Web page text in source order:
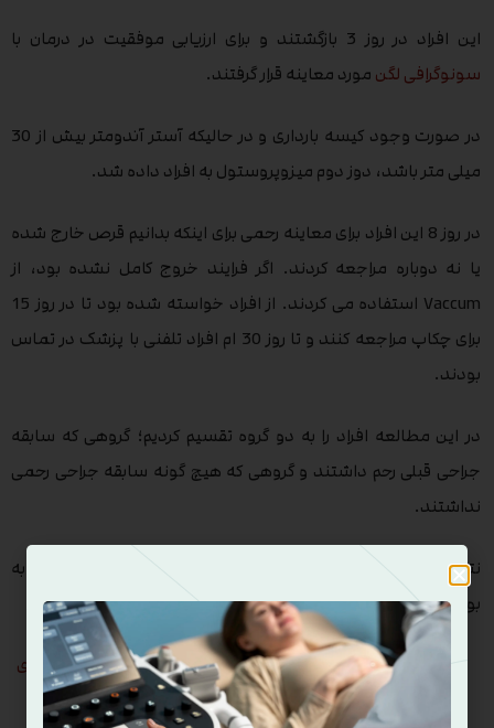
این افراد در روز 3 بازگشتند و برای ارزیابی موفقیت در درمان با
سونوگرافی لگن مورد معاینه قرار گرفتند.
در صورت وجود کیسه بارداری و در حالیکه آستر آندومتر بیش از 30
میلی متر باشد، دوز دوم میزوپروستول به افراد داده شد.
در روز 8 این افراد برای معاینه رحمی برای اینکه بدانیم قرص خارج شده
یا نه دوباره مراجعه کردند. اگر فرایند خروج کامل نشده بود، از
Vaccum استفاده می کردند. از افراد خواسته شده بود تا در روز 15
برای چکاپ مراجعه کنند و تا روز 30 ام افراد تلفنی با پزشک در تماس
بودند.
در این مطالعه افراد را به دو گروه تقسیم کردیم؛ گروهی که سابقه
جراحی قبلی رحم داشتند و گروهی که هیچ گونه سابقه جراحی رحمی
نداشتند.
نتیجه این شد که در هر دو گروه میزان موفقیت و عوارض؛ مشابه
بود .
سونوگرافی لگن چیست؟